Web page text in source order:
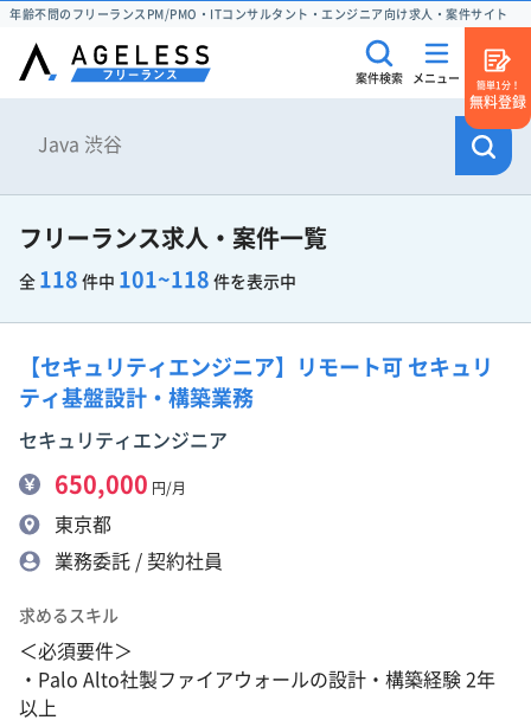
年齢不問のフリーランスPM/PMO・ITコンサルタント・エンジニア向け求人・案件サイト
案件検索 メニュー
簡単1分！
無料登録
フリーランス求人・案件一覧
全 118 件中 101~118 件を表示中
【セキュリティエンジニア】リモート可 セキュリ
ティ基盤設計・構築業務
セキュリティエンジニア
650,000 円/月
東京都
業務委託 / 契約社員
求めるスキル
＜必須要件＞
・Palo Alto社製ファイアウォールの設計・構築経験 2年
以上